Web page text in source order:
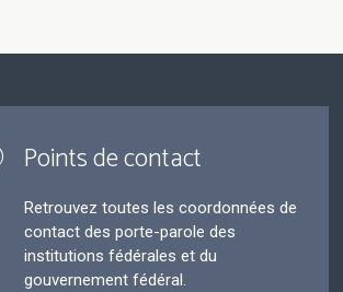
Points de contact
Retrouvez toutes les coordonnées de
contact des porte-parole des
institutions fédérales et du
gouvernement fédéral.